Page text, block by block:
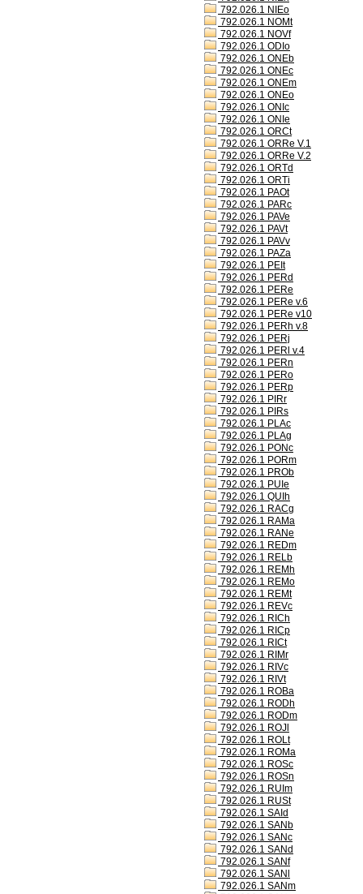
792.026.1 NIEo
792.026.1 NOMt
792.026.1 NOVf
792.026.1 ODIo
792.026.1 ONEb
792.026.1 ONEc
792.026.1 ONEm
792.026.1 ONEo
792.026.1 ONIc
792.026.1 ONIe
792.026.1 ORCt
792.026.1 ORRe V.1
792.026.1 ORRe V.2
792.026.1 ORTd
792.026.1 ORTi
792.026.1 PAOt
792.026.1 PARc
792.026.1 PAVe
792.026.1 PAVt
792.026.1 PAVv
792.026.1 PAZa
792.026.1 PEIt
792.026.1 PERd
792.026.1 PERe
792.026.1 PERe v.6
792.026.1 PERe v10
792.026.1 PERh v.8
792.026.1 PERj
792.026.1 PERl v.4
792.026.1 PERn
792.026.1 PERo
792.026.1 PERp
792.026.1 PIRr
792.026.1 PIRs
792.026.1 PLAc
792.026.1 PLAg
792.026.1 PONc
792.026.1 PORm
792.026.1 PROb
792.026.1 PUIe
792.026.1 QUIh
792.026.1 RACg
792.026.1 RAMa
792.026.1 RANe
792.026.1 REDm
792.026.1 RELb
792.026.1 REMh
792.026.1 REMo
792.026.1 REMt
792.026.1 REVc
792.026.1 RICh
792.026.1 RICp
792.026.1 RICt
792.026.1 RIMr
792.026.1 RIVc
792.026.1 RIVt
792.026.1 ROBa
792.026.1 RODh
792.026.1 RODm
792.026.1 ROJl
792.026.1 ROLt
792.026.1 ROMa
792.026.1 ROSc
792.026.1 ROSn
792.026.1 RUIm
792.026.1 RUSt
792.026.1 SAId
792.026.1 SANb
792.026.1 SANc
792.026.1 SANd
792.026.1 SANf
792.026.1 SANl
792.026.1 SANm